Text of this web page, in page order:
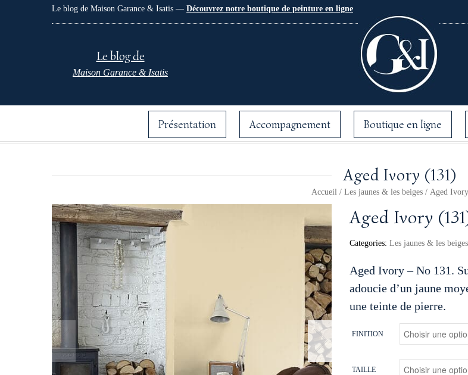
Le blog de Maison Garance & Isatis — Découvrez notre boutique de peinture en ligne
Le blog de
Maison Garance & Isatis
Présentation Accompagnement Boutique en ligne
Aged Ivory (131)
Accueil/ Les jaunes & les beiges/ Aged
Aged Ivory
Categories: Les jaunes & les beiges
Aged Ivory – No 131.
adoucie d’un jaune
une teinte de pierre.
FINITION
TAILLE